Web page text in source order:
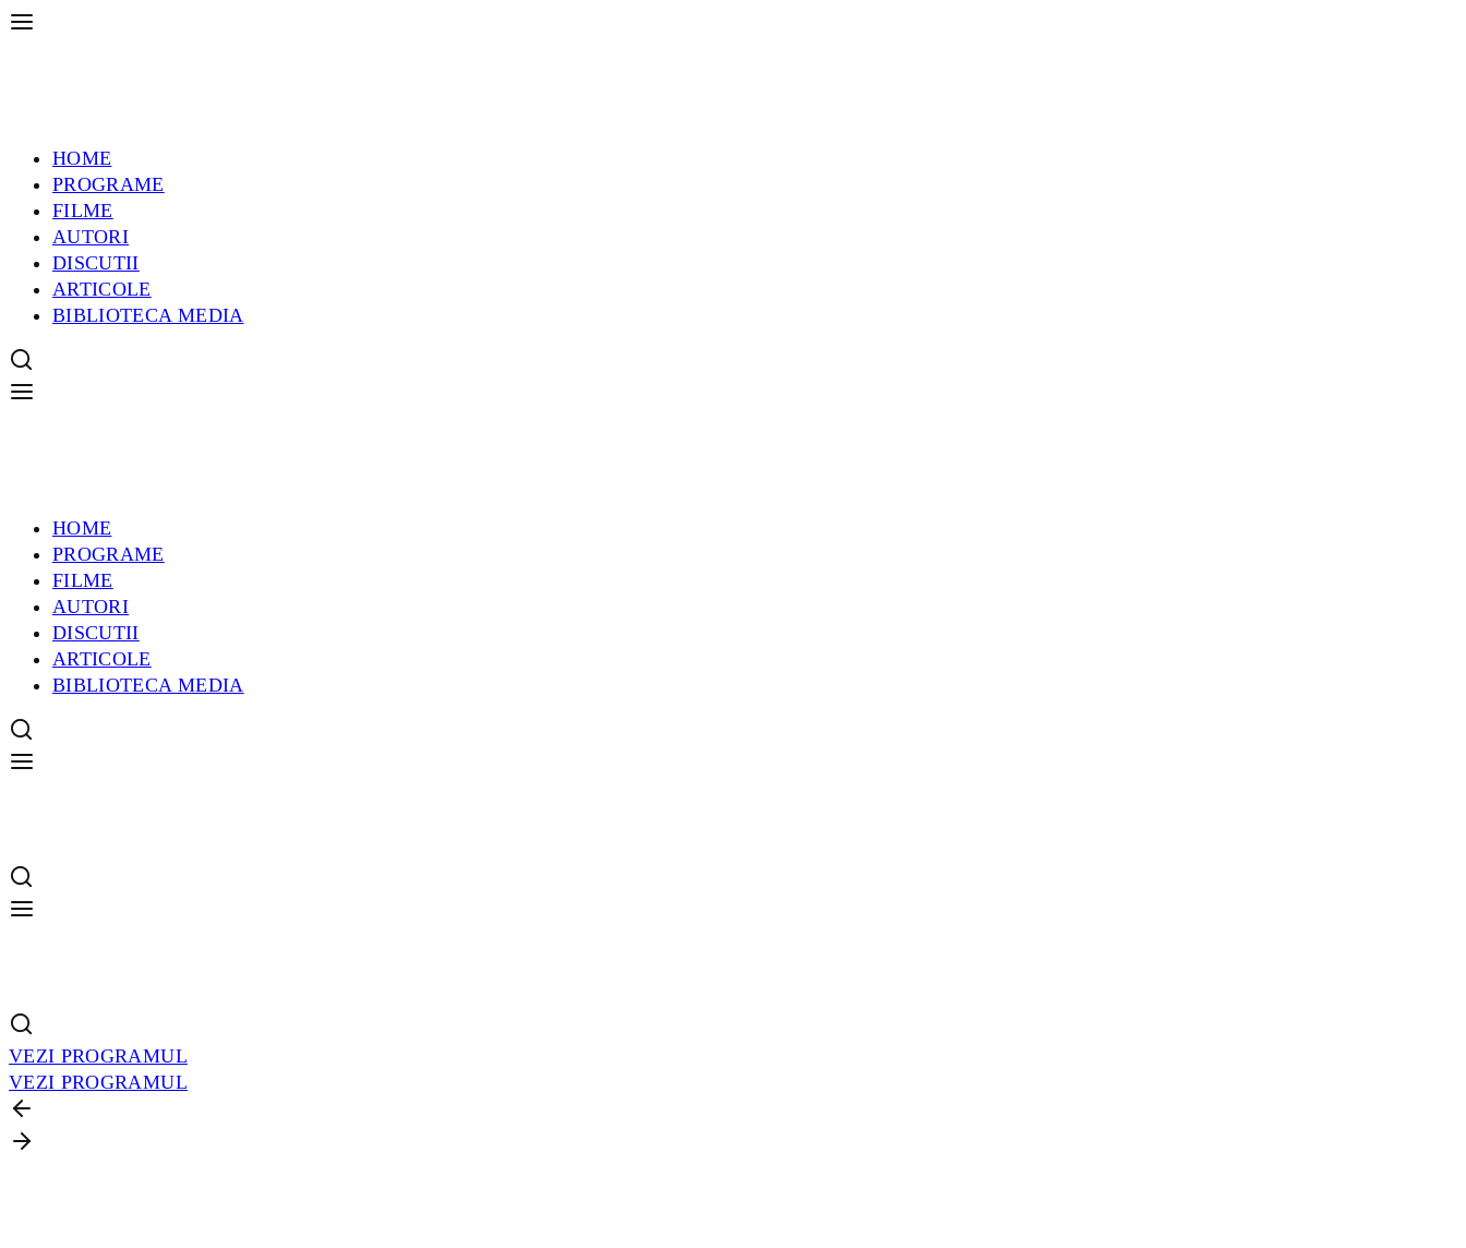
HOME
PROGRAME
FILME
AUTORI
DISCUTII
ARTICOLE
BIBLIOTECA MEDIA
HOME
PROGRAME
FILME
AUTORI
DISCUTII
ARTICOLE
BIBLIOTECA MEDIA
VEZI PROGRAMUL
VEZI PROGRAMUL